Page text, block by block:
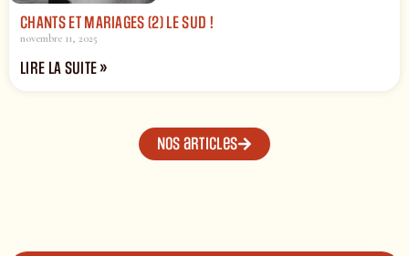
CHANTS ET MARIAGES (2) LE SUD !
novembre 11, 2025
LIRE LA SUITE »
Nos articles